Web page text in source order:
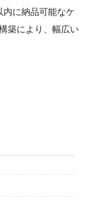
内に納品可能なケ
築により、幅広い